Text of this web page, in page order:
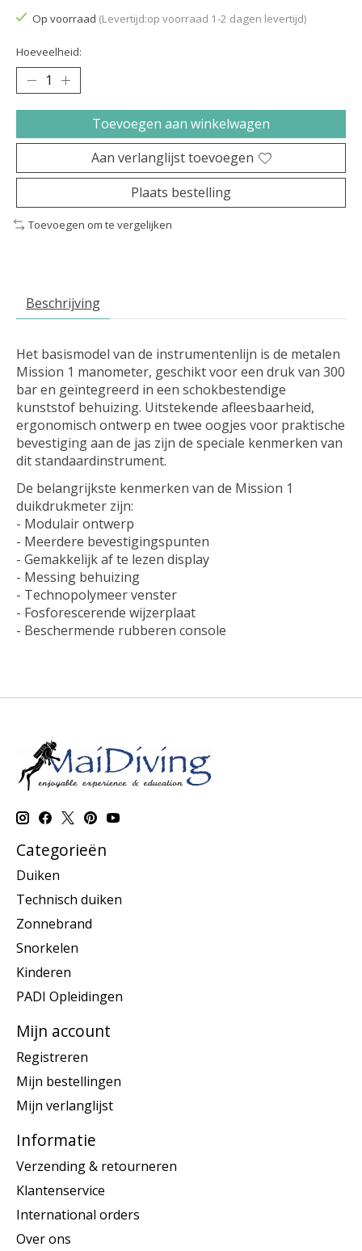
Op voorraad (Levertijd:op voorraad 1-2 dagen levertijd)
Hoeveelheid:
Toevoegen aan winkelwagen
Aan verlanglijst toevoegen
Plaats bestelling
Toevoegen om te vergelijken
Beschrijving
Het basismodel van de instrumentenlijn is de metalen
Mission 1 manometer, geschikt voor een druk van 300
bar en geïntegreerd in een schokbestendige
kunststof behuizing. Uitstekende afleesbaarheid,
ergonomisch ontwerp en twee oogjes voor praktische
bevestiging aan de jas zijn de speciale kenmerken van
dit standaardinstrument.
De belangrijkste kenmerken van de Mission 1
duikdrukmeter zijn:
- Modulair ontwerp
- Meerdere bevestigingspunten
- Gemakkelijk af te lezen display
- Messing behuizing
- Technopolymeer venster
- Fosforescerende wijzerplaat
- Beschermende rubberen console
Categorieën
Duiken
Technisch duiken
Zonnebrand
Snorkelen
Kinderen
PADI Opleidingen
Mijn account
Registreren
Mijn bestellingen
Mijn verlanglijst
Informatie
Verzending & retourneren
Klantenservice
International orders
Over ons